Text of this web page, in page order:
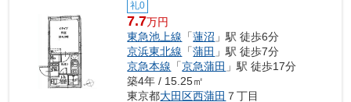
礼0
7.7万円
東急池上線 「蓮沼 」駅 徒歩6分
京浜東北線 「蒲田 」駅 徒歩7分
京急本線 「京急蒲田 」駅 徒歩17分
築4年 / 15.25㎡
東京都大田区西蒲田 ７丁目